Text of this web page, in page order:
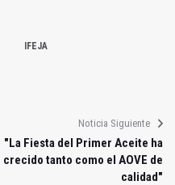
IFEJA
Noticia Siguiente
"La Fiesta del Primer Aceite ha
crecido tanto como el AOVE de
calidad"